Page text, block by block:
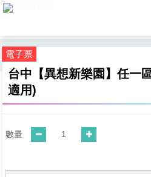
墨攻網路科技
電子票
台中【異想新樂園】任一
適用)
數量